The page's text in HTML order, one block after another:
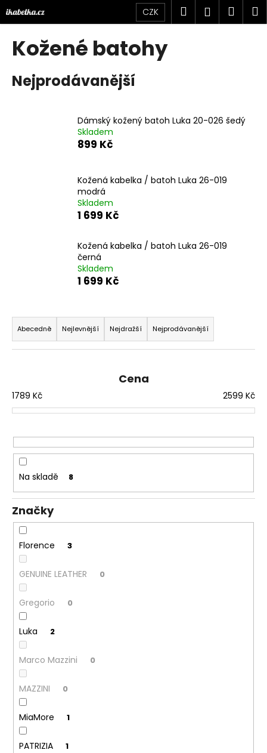
na
obsah
CZK Hledat
Kožené batohy
Nejprodávanější
Dámský kožený batoh Luka 20-026 šedý
Skladem
899 Kč
Kožená kabelka / batoh Luka 26-019
modrá
Skladem
1 699 Kč
Kožená kabelka / batoh Luka 26-019
černá
Skladem
1 699 Kč
Ř
a
z
í
p
o
d
u
k
t
ů
Abecedně Nejlevnější Nejdražší Nejprodávanější
Cena
1789 Kč 2599 Kč
Na skladě 8
Značky
Florence 3
GENUINE LEATHER 0
Gregorio 0
Luka 2
Marco Mazzini 0
MAZZINI 0
MiaMore 1
PATRIZIA 1
K
o
o
í
t
?
HLEDAT
D
o
p
o
r
u
u
m